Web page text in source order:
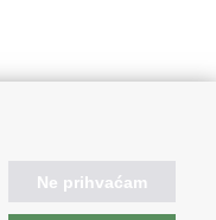
Ne prihvaćam